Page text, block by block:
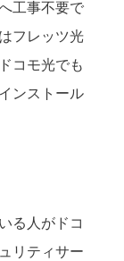
工事不要で
フレッツ光
コモ光でも
ンストール
る人がドコ
リティサー